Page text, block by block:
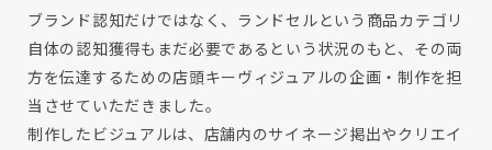
ブランド認知だけではなく、ランドセルという商品カテゴリ
自体の認知獲得もまだ必要であるという状況のもと、その両
方を伝達するための店頭キーヴィジュアルの企画・制作を担
当させていただきました。
制作したビジュアルは、店舗内のサイネージ掲出やクリエイ